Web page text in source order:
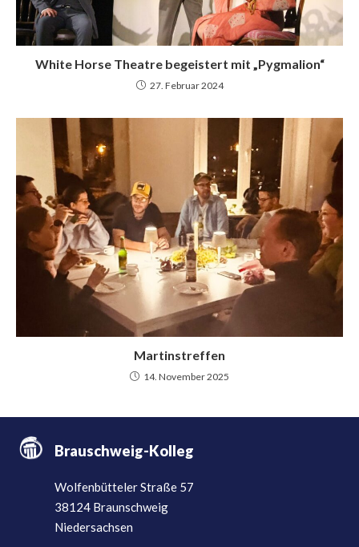
White Horse Theatre begeistert mit „Pygmalion“
27. Februar 2024
Martinstreffen
14. November 2025
Brauschweig-Kolleg
Wolfenbütteler Straße 57
38124 Braunschweig
Niedersachsen